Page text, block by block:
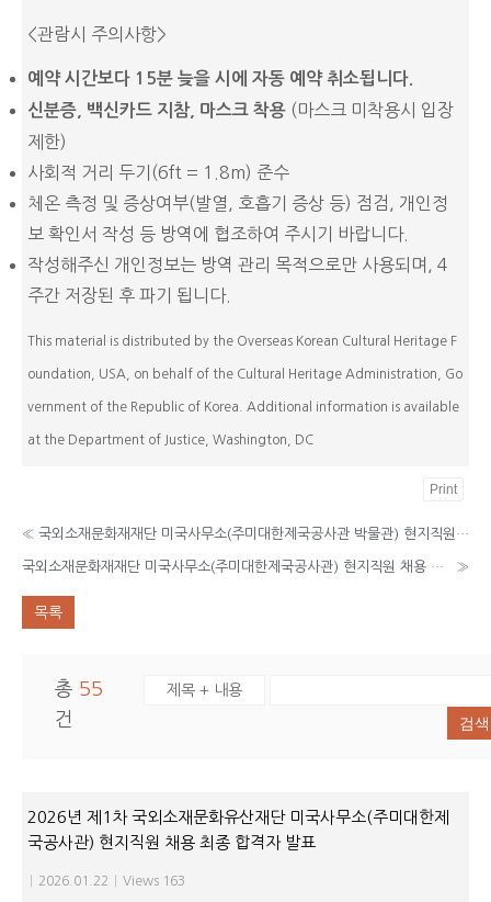
<관람시 주의사항>
예약 시간보다 15분 늦을 시에 자동 예약 취소됩니다.
신분증 , 백신카드 지참, 마스크 착용 (마스크 미착용시 입장
제한)
사회적 거리 두기(6ft = 1.8m) 준수
체온 측정 및 증상여부(발열, 호흡기 증상 등) 점검, 개인정
보 확인서 작성 등 방역에 협조하여 주시기 바랍니다.
작성해주신 개인정보는 방역 관리 목적으로만 사용되며, 4
주간 저장된 후 파기 됩니다.
This material is distributed by the Overseas Korean Cultural Heritage F
oundation, USA, on behalf of the Cultural Heritage Administration, Go
vernment of the Republic of Korea. Additional information is available
at the Department of Justice, Washington, DC
Print
« 국외소재문화재재단 미국사무소(주미대한제국공사관 박물관) 현지직원 채용 최종 합격자 발표
국외소재문화재재단 미국사무소(주미대한제국공사관) 현지직원 채용 공고 »
목록
총 55
건
검색
2026년 제1차 국외소재문화유산재단 미국사무소(주미대한제
국공사관) 현지직원 채용 최종 합격자 발표
2026.01.22 Views 163